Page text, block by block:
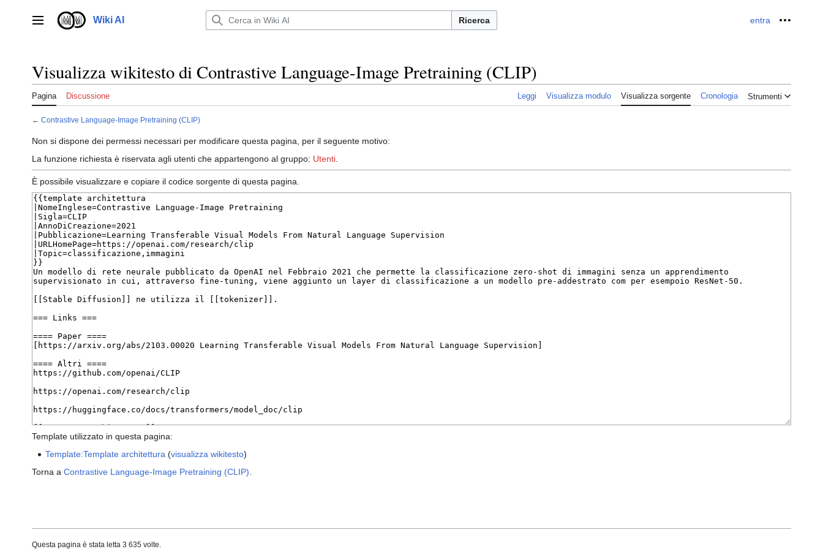
contenutoMenu principale
Wiki AI Ricerca entra
Visualizza wikitesto di Contrastive Language-Image Pretraining (CLIP)
Pagina Discussione Leggi Visualizza modulo Visualizza sorgente Cronologia Strumenti
← Contrastive Language-Image Pretraining (CLIP)
Non si dispone dei permessi necessari per modificare questa pagina, per il seguente motivo:
La funzione richiesta è riservata agli utenti che appartengono al gruppo: Utenti
È possibile visualizzare e copiare il codice sorgente di questa pagina.
Template utilizzato in questa pagina:
Template:Template architettura (visualizza wikitesto)
Torna a Contrastive Language-Image Pretraining (CLIP)
Questa pagina è stata letta 3 635 volte.